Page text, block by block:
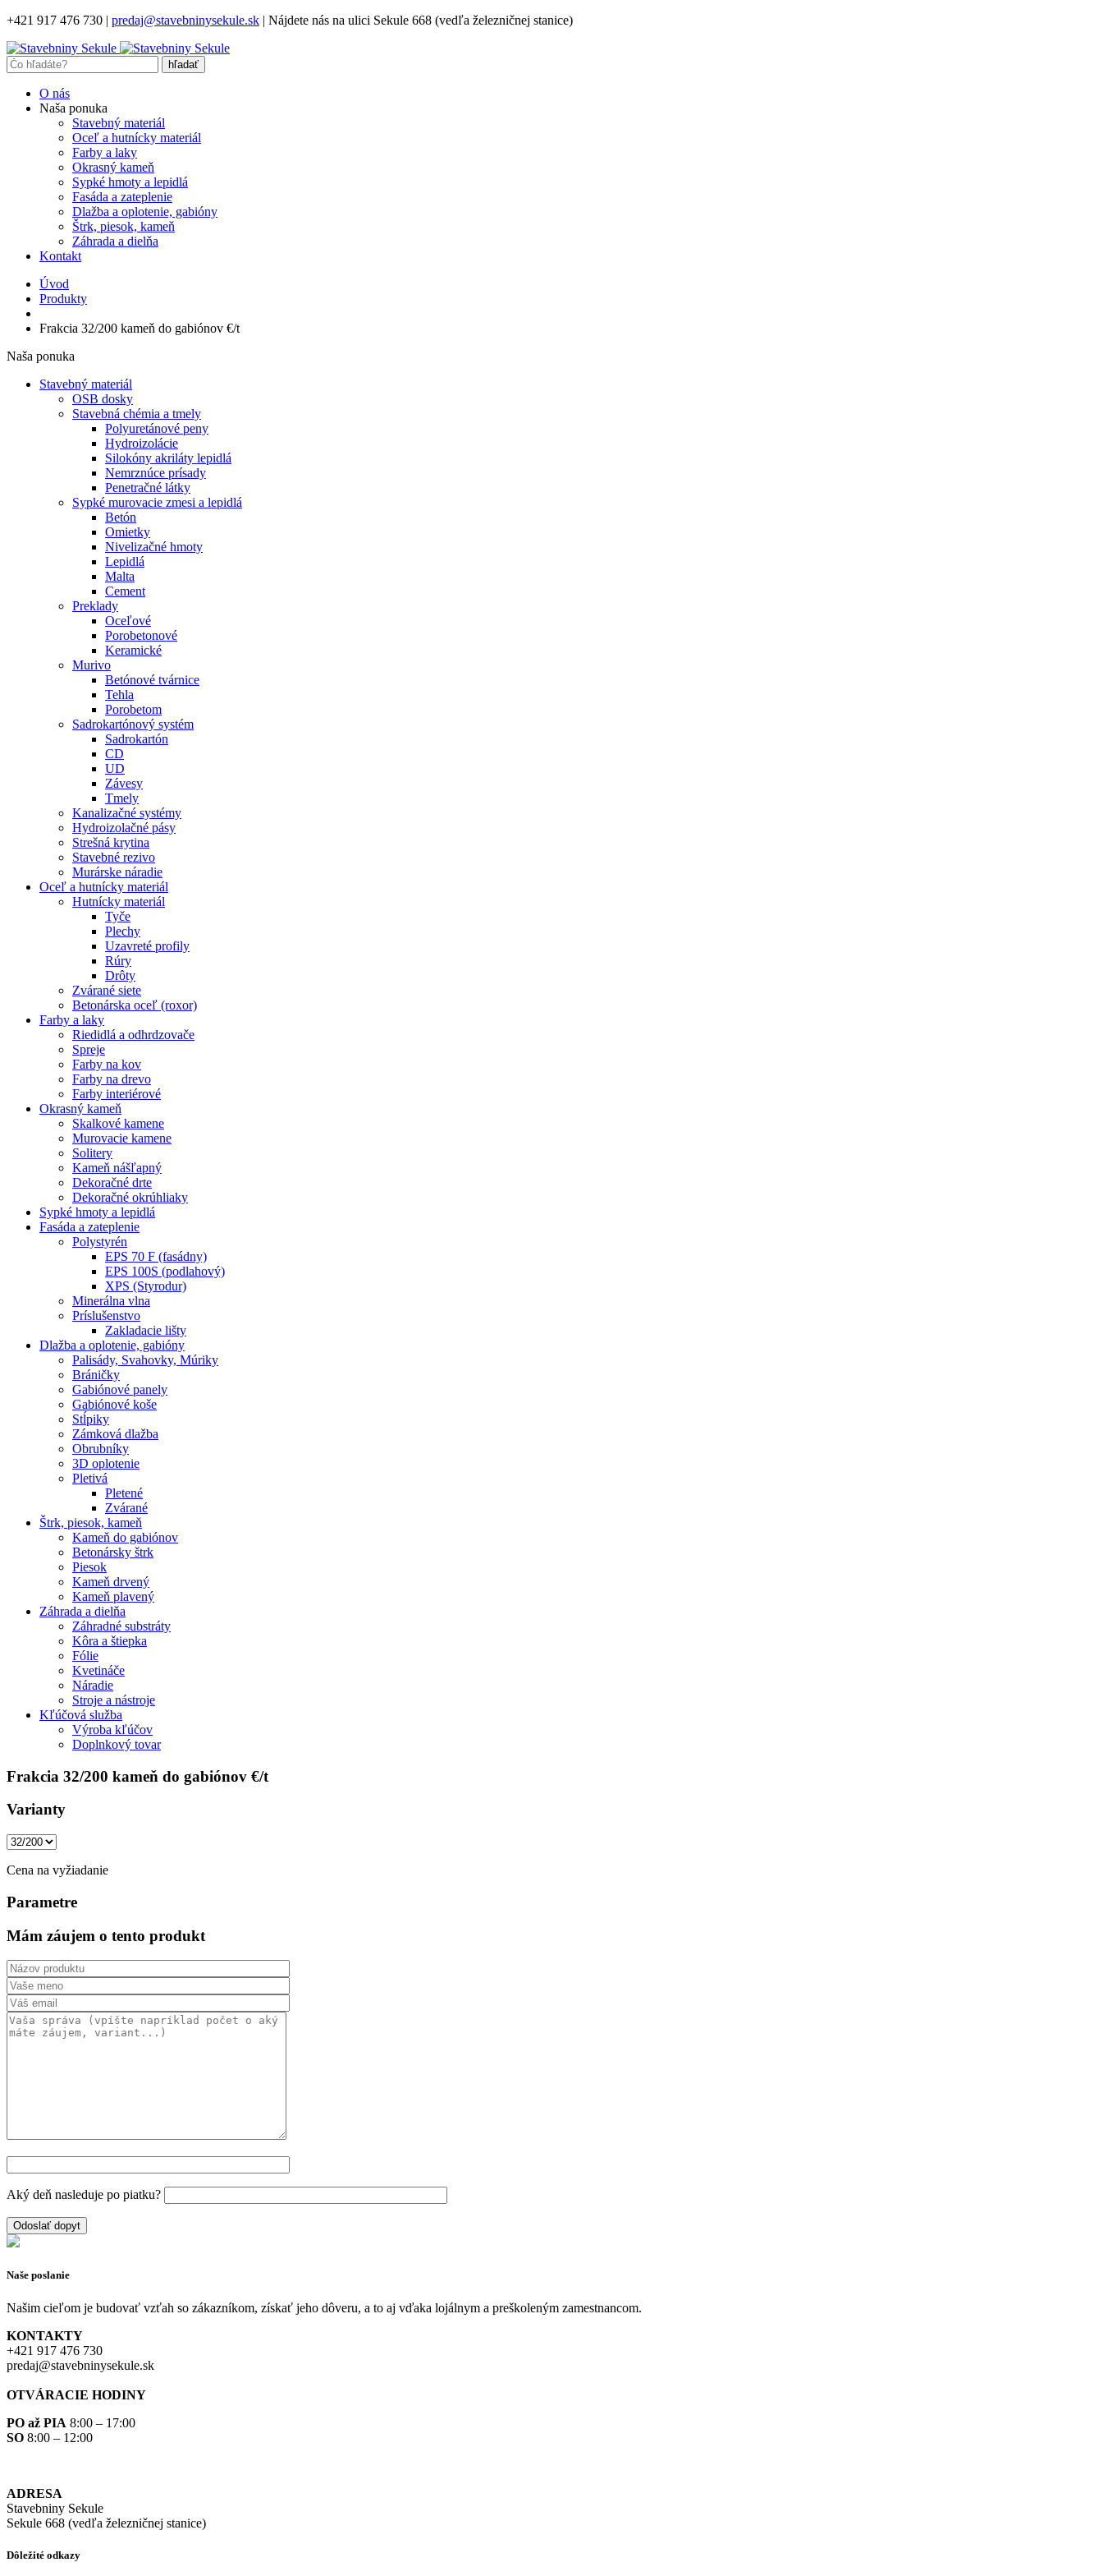
+421 917 476 730 | predaj@stavebninysekule.sk | Nájdete nás na ulici Sekule 668 (vedľa železničnej stanice)
O nás
Naša ponuka
Stavebný materiál
Oceľ a hutnícky materiál
Farby a laky
Okrasný kameň
Sypké hmoty a lepidlá
Fasáda a zateplenie
Dlažba a oplotenie, gabióny
Štrk, piesok, kameň
Záhrada a dielňa
Kontakt
Úvod
Produkty
Frakcia 32/200 kameň do gabiónov €/t
Naša ponuka
Stavebný materiál
OSB dosky
Stavebná chémia a tmely
Polyuretánové peny
Hydroizolácie
Silokóny akriláty lepidlá
Nemrznúce prísady
Penetračné látky
Sypké murovacie zmesi a lepidlá
Betón
Omietky
Nivelizačné hmoty
Lepidlá
Malta
Cement
Preklady
Oceľové
Porobetonové
Keramické
Murivo
Betónové tvárnice
Tehla
Porobetom
Sadrokartónový systém
Sadrokartón
CD
UD
Závesy
Tmely
Kanalizačné systémy
Hydroizolačné pásy
Strešná krytina
Stavebné rezivo
Murárske náradie
Oceľ a hutnícky materiál
Hutnícky materiál
Tyče
Plechy
Uzavreté profily
Rúry
Drôty
Zvárané siete
Betonárska oceľ (roxor)
Farby a laky
Riedidlá a odhrdzovače
Spreje
Farby na kov
Farby na drevo
Farby interiérové
Okrasný kameň
Skalkové kamene
Murovacie kamene
Solitery
Kameň nášľapný
Dekoračné drte
Dekoračné okrúhliaky
Sypké hmoty a lepidlá
Fasáda a zateplenie
Polystyrén
EPS 70 F (fasádny)
EPS 100S (podlahový)
XPS (Styrodur)
Minerálna vlna
Príslušenstvo
Zakladacie lišty
Dlažba a oplotenie, gabióny
Palisády, Svahovky, Múriky
Bráničky
Gabiónové panely
Gabiónové koše
Stĺpiky
Zámková dlažba
Obrubníky
3D oplotenie
Pletivá
Pletené
Zvárané
Štrk, piesok, kameň
Kameň do gabiónov
Betonársky štrk
Piesok
Kameň drvený
Kameň plavený
Záhrada a dielňa
Záhradné substráty
Kôra a štiepka
Fólie
Kvetináče
Náradie
Stroje a nástroje
Kľúčová služba
Výroba kľúčov
Doplnkový tovar
Frakcia 32/200 kameň do gabiónov €/t
Varianty
Cena na vyžiadanie
Parametre
Mám záujem o tento produkt
Aký deň nasleduje po piatku?
Naše poslanie
Našim cieľom je budovať vzťah so zákazníkom, získať jeho dôveru, a to aj vďaka lojálnym a preškoleným zamestnancom.
KONTAKTY
+421 917 476 730
predaj@stavebninysekule.sk
OTVÁRACIE HODINY
PO až PIA 8:00 – 17:00
SO 8:00 – 12:00
ADRESA
Stavebniny Sekule
Sekule 668 (vedľa železničnej stanice)
Dôležité odkazy